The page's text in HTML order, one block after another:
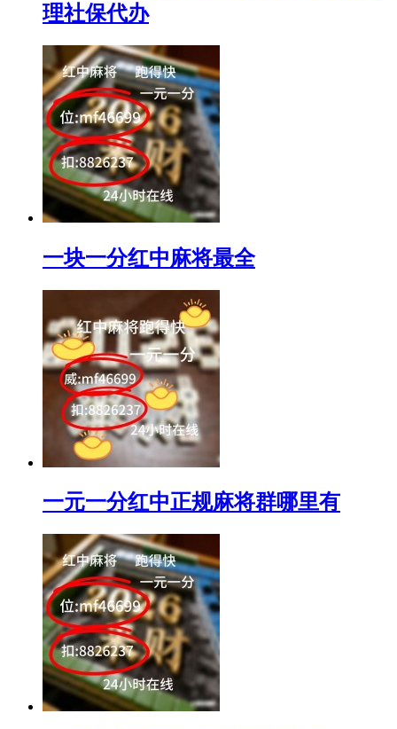
理社保代办
一块一分红中麻将最全
一元一分红中正规麻将群哪里有